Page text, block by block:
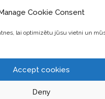
Cookie Consent
lai optimizētu jūsu vietni un
Accept cookies
Deny